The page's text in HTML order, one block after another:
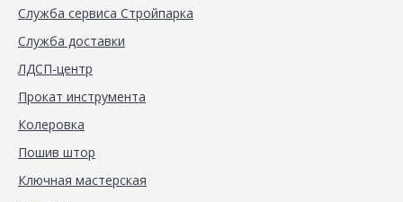
Служба сервиса Стройпарка
Служба доставки
ЛДСП-центр
Прокат инструмента
Колеровка
Пошив штор
Ключная мастерская